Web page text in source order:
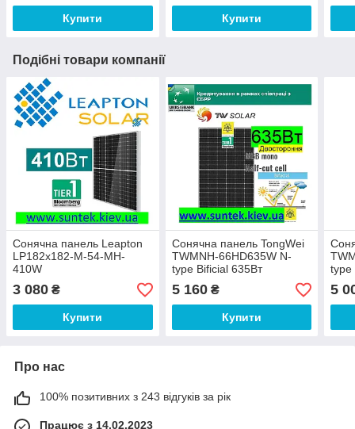
Купити Купити
Подібні товари компанії
Сонячна панель Leapton
LP182x182-M-54-MH-
410W
3 080 ₴
Купити
Сонячна панель TongWei
TWMNH-66HD635W N-
type Bificial 635Вт
5 160₴
Купити
type
5
Про нас
100% позитивних з 243 відгуків за рік
Працює з 14.02.2023